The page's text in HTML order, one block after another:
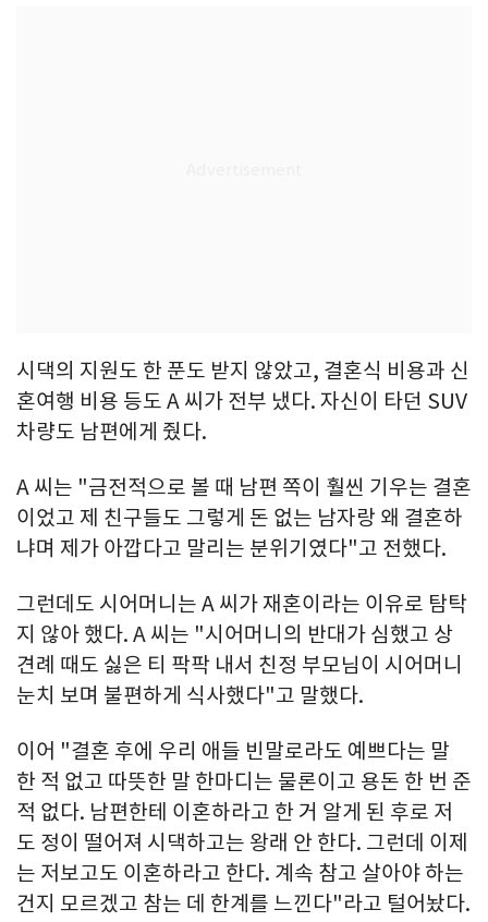
시댁의 지원도 한 푼도 받지 않았고, 결혼식 비용과 신
혼여행 비용 등도 A 씨가 전부 냈다. 자신이 타던 SUV
차량도 남편에게 줬다.
A 씨는 "금전적으로 볼 때 남편 쪽이 훨씬 기우는 결혼
이었고 제 친구들도 그렇게 돈 없는 남자랑 왜 결혼하
냐며 제가 아깝다고 말리는 분위기였다"고 전했다.
그런데도 시어머니는 A 씨가 재혼이라는 이유로 탐탁
지 않아 했다. A 씨는 "시어머니의 반대가 심했고 상
견례 때도 싫은 티 팍팍 내서 친정 부모님이 시어머니
눈치 보며 불편하게 식사했다"고 말했다.
이어 "결혼 후에 우리 애들 빈말로라도 예쁘다는 말
한 적 없고 따뜻한 말 한마디는 물론이고 용돈 한 번 준
적 없다. 남편한테 이혼하라고 한 거 알게 된 후로 저
도 정이 떨어져 시댁하고는 왕래 안 한다. 그런데 이제
는 저보고도 이혼하라고 한다. 계속 참고 살아야 하는
건지 모르겠고 참는 데 한계를 느낀다"라고 털어놨다.